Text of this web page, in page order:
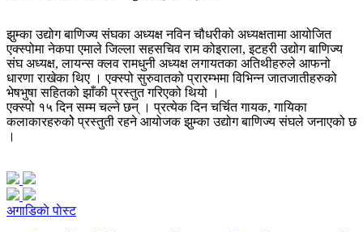
झुम्का उद्योग बाणिज्य संघका अध्यक्ष नविन चौधरीको अध्यक्षतामा आयोजित
एक्स्पोमा नेकपा एमाले जिल्ला सहसचिव राम कोइराला, इटहरी उद्योग बाणिज्य
संघ अध्यक्ष, लायन्स क्लव रामधुनी अध्यक्ष लगायतका अतिथीहरुले आफनो
धारणा राखेका थिए । एक्स्पो सुरुवातको प्रारम्भमा विभिन्न जातजातीहरुको
भेषभुषा सहितको झाँकी प्रस्तुत गरिएको थियो ।
एक्स्पो १५ दिन सम्म चल्ने छन् । प्रत्येक दिन चर्चित गायक, गायिका
कलाकारहरुकोे प्रस्तुती रहने आयोजक झुम्का उद्योग बाणिज्य संघले जनाएको छ
।
अगाडिकाे पाेस्ट